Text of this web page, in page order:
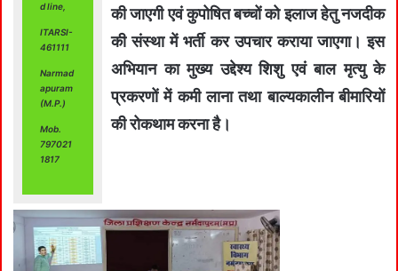
d line,
ITARSI-
461111
Narmad
apuram
(M.P.)
Mob.
797021
1817
की जाएगी एवं कुपोषित बच्चों को इलाज हेतु नजदीक
की संस्था में भर्ती कर उपचार कराया जाएगा। इस
अभियान का मुख्य उद्देश्य शिशु एवं बाल मृत्यु के
प्रकरणों में कमी लाना तथा बाल्यकालीन बीमारियों
की रोकथाम करना है।